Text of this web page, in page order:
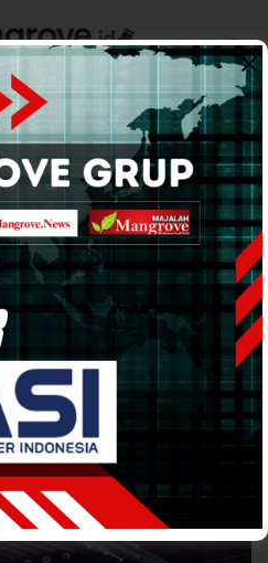
& Bisnis Info Tanah Papua
by
Dibalik
Suara Jemaat